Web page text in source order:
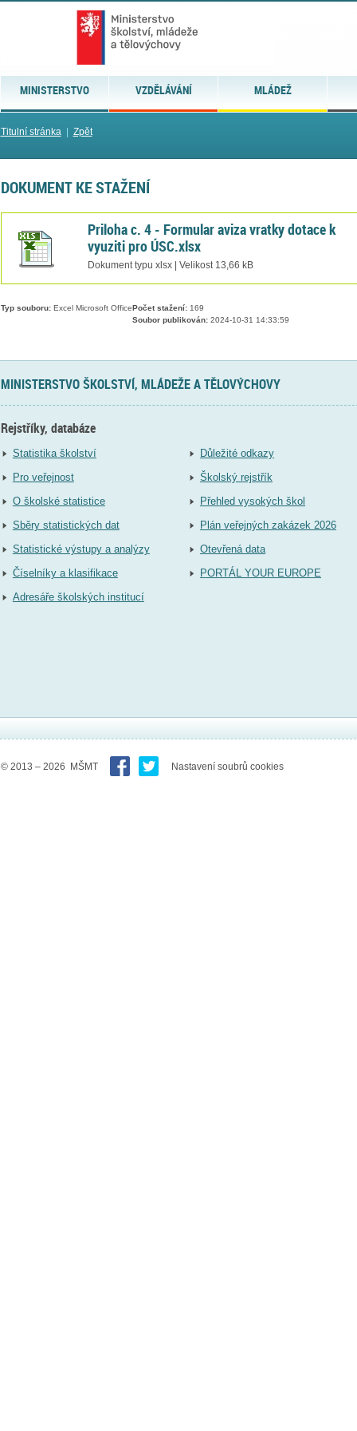
MINISTERSTVO VZDĚLÁVÁNÍ MLÁDEŽ
Titulní stránka| Zpět
DOKUMENT KE STAŽENÍ
Priloha c. 4 - Formular aviza vratky dotace k
vyuziti pro ÚSC.xlsx
Dokument typu xlsx | Velikost 13,66 kB
Typ souboru:Excel Microsoft Office Počet stažení:169
Soubor publikován:2024-10-31 14:33:59
MINISTERSTVO ŠKOLSTVÍ, MLÁDEŽE A TĚLOVÝCHOVY
Rejstříky, databáze
Statistika školství
Pro veřejnost
O školské statistice
Sběry statistických dat
Statistické výstupy a analýzy
Číselníky a klasifikace
Adresáře školských institucí
Důležité odkazy
Školský rejstřík
Přehled vysokých škol
Plán veřejných zakázek 2026
Otevřená data
PORTÁL YOUR EUROPE
© 2013 – 2026 MŠMT Nastavení soubrů cookies